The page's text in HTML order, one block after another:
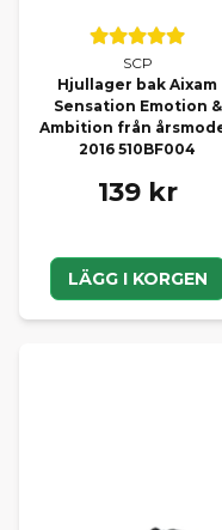
SCP
Hjullager bak Aixam
Sensation Emotion &
Ambition från
2016 510BF004
139 kr
LÄGG I KORGEN